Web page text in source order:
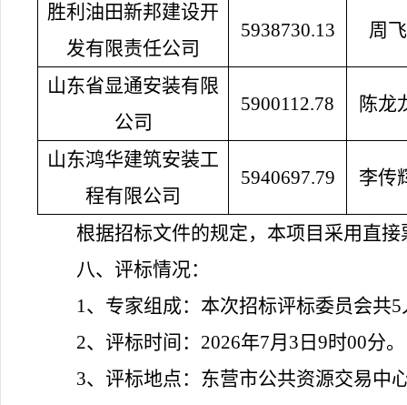
胜利油田新邦建设开
发有限责任公司
5938730.13 周飞
山东省显通安装有限
公司
5900112.78 陈龙
山东鸿华建筑安装工
程有限公司
5940697.79 李传
根据招标文件的规定，本项目采用直
八、评标情况：
1、专家组成：本次招标评标委员会共5
2、评标时间：2026年7月 3 日 9时00分。
3、评标地点：东营市公共资源交易中